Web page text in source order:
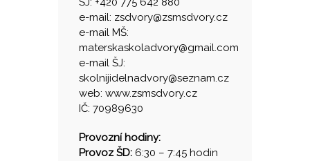
e-mail: zsdvory@zsmsdvory.cz
e-mail MŠ:
materskaskoladvory@gmail.com
e-mail ŠJ:
skolnijidelnadvory@seznam.cz
web: www.zsmsdvory.cz
IČ: 70989630
Provozní hodiny:
Provoz ŠD: 6:30 – 7:45 hodin